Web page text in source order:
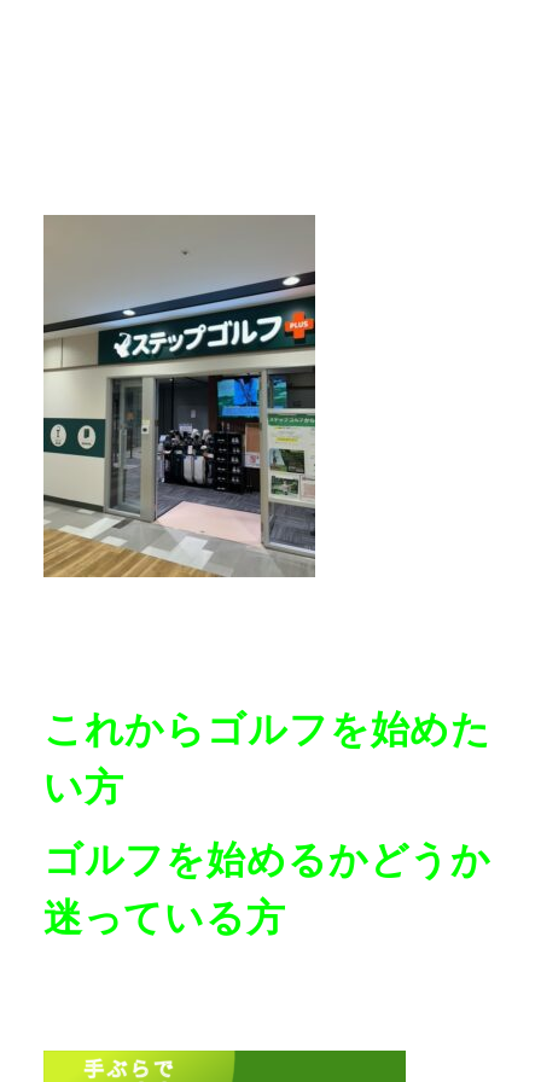
これからゴルフを始めた
い方
ゴルフを始めるかどうか
迷っている方